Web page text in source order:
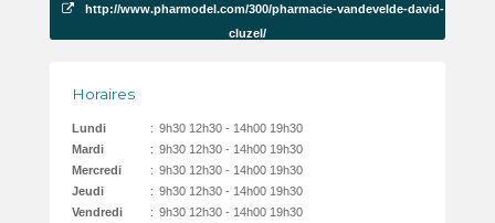
http://www.pharmodel.com/300/pharmacie-vandevelde-david-
cluzel/
Horaires
Lundi : 9h30 12h30 - 14h00 19h30
Mardi
: 9h30 12h30 - 14h00 19h30
Mercredi
: 9h30 12h30 - 14h00 19h30
Jeudi
: 9h30 12h30 - 14h00 19h30
Vendredi
: 9h30 12h30 - 14h00 19h30